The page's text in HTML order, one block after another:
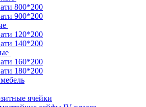
800*200
900*200
120*200
140*200
160*200
180*200
ячейки